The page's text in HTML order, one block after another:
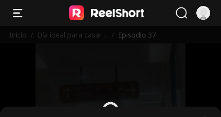
Inicio / Día ideal para casars
/ Episodio 37